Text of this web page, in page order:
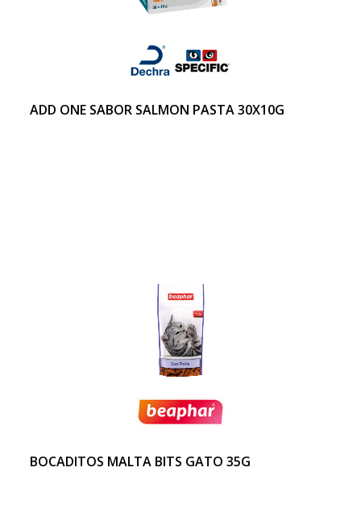
ADD ONE SABOR SALMON PASTA 30X10G
BOCADITOS MALTA BITS GATO 35G